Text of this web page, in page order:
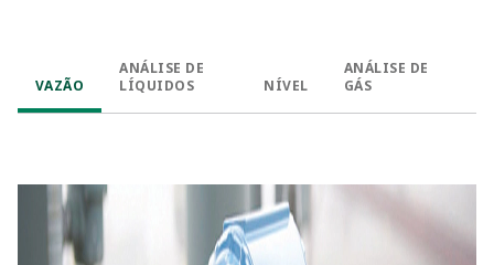
VAZÃO​
ANÁLISE DE
LÍQUIDOS​
NÍVEL​
ANÁLISE DE
GÁS​